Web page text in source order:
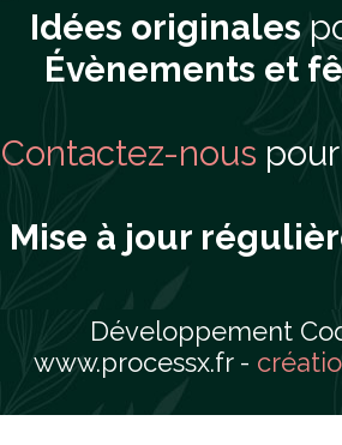
Idées originales
Évènements et
Contactez-nous
Mise à jour
Développement
www.processx.fr -